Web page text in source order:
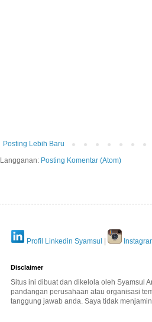
Posting Lebih Baru
Langganan: Posting Komentar (Atom)
Profil Linkedin Syamsul |
Disclaimer
Situs ini dibuat dan dikelola oleh Syamsul
pandangan perusahaan atau organisasi
tanggung jawab anda. Saya tidak